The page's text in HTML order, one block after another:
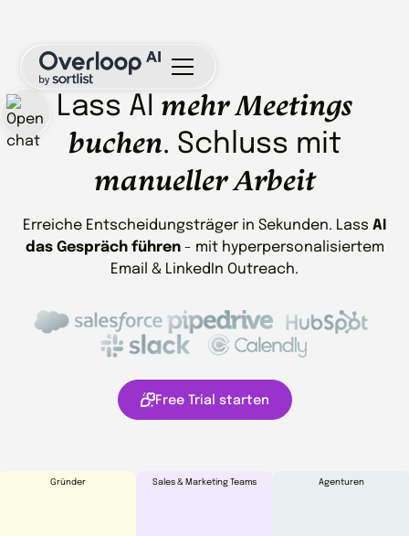
Lass AI mehr Meetings
buchen. Schluss mit
manueller Arbeit
Erreiche Entscheidungsträger in Sekunden. Lass AI
das Gespräch führen- mit hyperpersonalisiertem
Email & LinkedIn Outreach.
Free Trial starten
Gründer Sales & Marketing Teams Agenturen